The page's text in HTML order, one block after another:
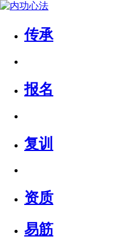
传承
报名
复训
资质
易筋